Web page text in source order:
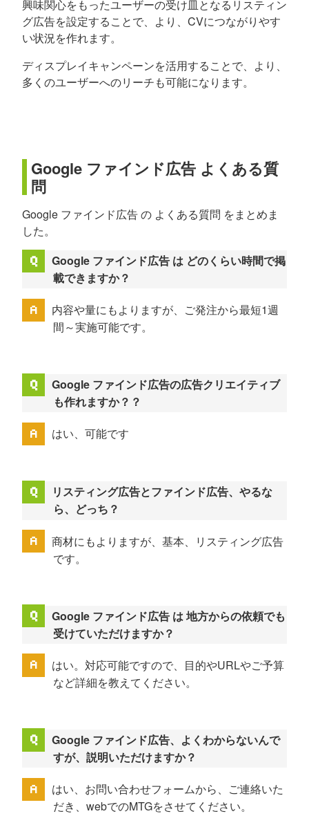
興味関心をもったユーザーの受け皿となるリスティン
グ広告を設定することで、より、CVにつながりやす
い状況を作れます。
ディスプレイキャンペーンを活用することで、より、
多くのユーザーへのリーチも可能になります。
Google ファインド広告 よくある質
問
Google ファインド広告 の よくある質問 をまとめま
した。
Google ファインド広告 は どのくらい時間で掲
載できますか？
内容や量にもよりますが、ご発注から最短1週
間～実施可能です。
Google ファインド広告の広告クリエイティブ
も作れますか？？
はい、可能です
リスティング広告とファインド広告、やるな
ら、どっち？
商材にもよりますが、基本、リスティング広告
です。
Google ファインド広告 は 地方からの依頼でも
受けていただけますか？
はい。対応可能ですので、目的やURLやご予算
など詳細を教えてください。
Google ファインド広告、よくわからないんで
すが、説明いただけますか？
はい、お問い合わせフォームから、ご連絡いた
だき、webでのMTGをさせてください。